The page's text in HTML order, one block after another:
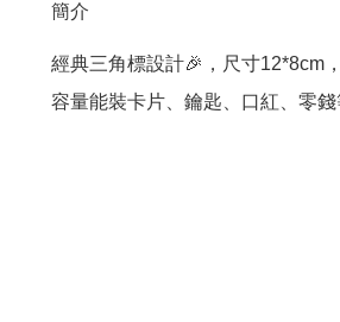
簡介
經典三角標設計🎉，尺寸12*8cm
容量能裝卡片、鑰匙、口紅、零錢